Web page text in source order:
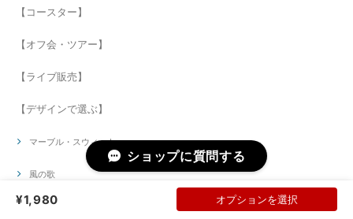
【コースター】
【オフ会・ツアー】
【ライブ販売】
【デザインで選ぶ】
マーブル・スウィート
風の歌
恋の歌
¥1,980 オプションを選択
ショップに質問する